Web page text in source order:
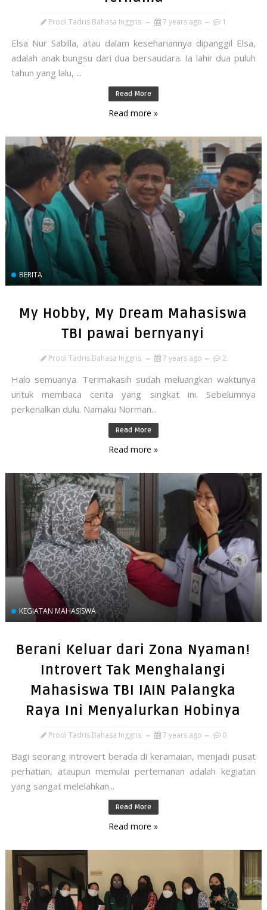
Prodi Tadris Bahasa Inggris 7 years ago 1
Elsa Nur Sabilla, atau dalam kesehariannya dipanggil Elsa,
adalah anak bungsu dari dua bersaudara. Ia lahir dua puluh
tahun yang lalu, ...
Read More
Read more »
BERITA
My Hobby, My Dream Mahasiswa
TBI pawai bernyanyi
Prodi Tadris Bahasa Inggris 7 years ago 2
Halo semuanya. Terimakasih sudah meluangkan waktunya
untuk membaca cerita yang singkat ini. Sebelumnya
perkenalkan dulu. Namaku Norman...
Read More
Read more »
KEGIATAN MAHASISWA
Berani Keluar dari Zona Nyaman!
Introvert Tak Menghalangi
Mahasiswa TBI IAIN Palangka
Raya Ini Menyalurkan Hobinya
Prodi Tadris Bahasa Inggris 7 years ago 0
Bagi seorang introvert berada di keramaian, menjadi pusat
perhatian, ataupun memulai pertemanan adalah kegiatan
yang sangat melelahkan...
Read More
Read more »